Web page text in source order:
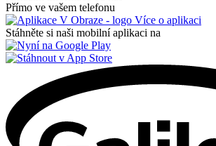
Přímo ve vašem telefonu
Více o aplikaci
Stáhněte si naši mobilní aplikaci na